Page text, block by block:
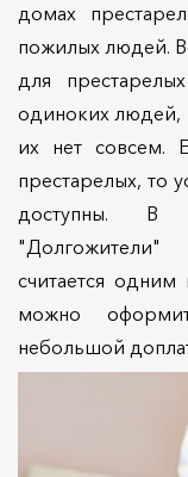
домах
пожилых людей.
для
одиноких людей,
их нет совсем.
престарелых, то
доступны. В
считается
можно
небольшой